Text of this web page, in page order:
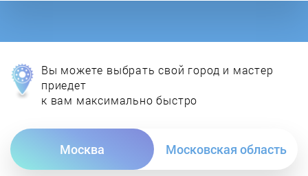
Mitsubishi Heavy
Oklima
Вы можете выбрать свой город и мастер
приедет
к вам максимально быстро
Москва Московская область